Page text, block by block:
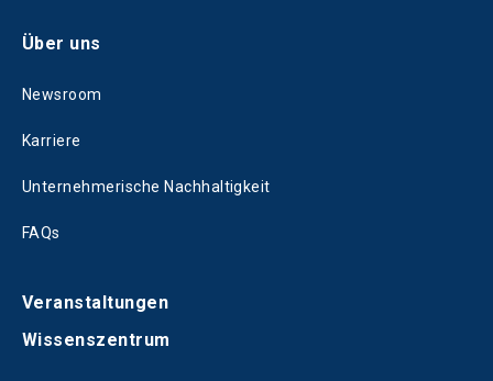
Über uns
Newsroom
Karriere
Unternehmerische Nachhaltigkeit
FAQs
Veranstaltungen
Wissenszentrum